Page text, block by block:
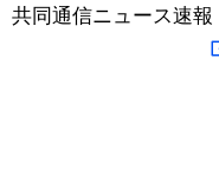
共同通信ニュース速報